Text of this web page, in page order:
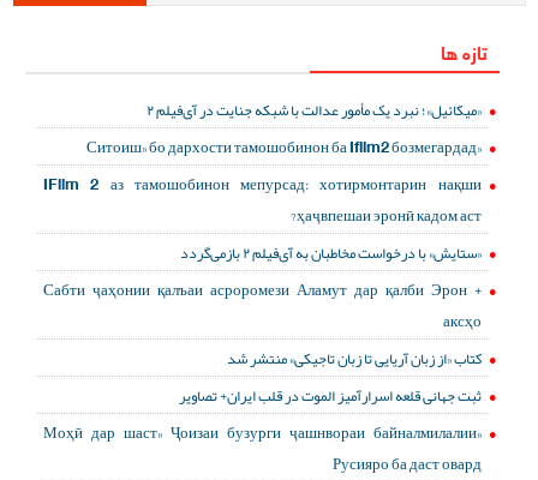
تازه ها
«میکائیل»؛ نبرد یک مأمور عدالت با شبکه جنایت در آی‌فیلم ۲
«Ситоиш» бо дархости тамошобинон ба Ifilm2 бозмегардад
IFilm 2 аз тамошобинон мепурсад: хотирмонтарин нақши
ҳаҷвпешаи эронӣ кадом аст?
«ستایش» با درخواست مخاطبان به آی‌فیلم ۲ بازمی‌گردد
Сабти ҷаҳонии қалъаи асроромези Аламут дар қалби Эрон +
аксҳо
کتاب «از زبان آریایی تا زبان تاجیکی» منتشر شد
ثبت جهانی قلعه اسرارآمیز الموت در قلب ایران+ تصاویر
«Моҳӣ дар шаст» Ҷоизаи бузурги ҷашнвораи байналмилалии
Русияро ба даст овард